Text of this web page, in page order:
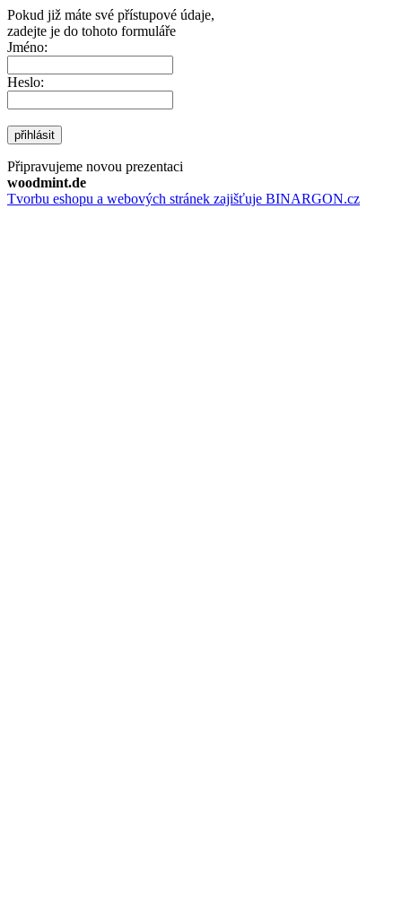
Pokud již máte své přístupové údaje,
zadejte je do tohoto formuláře
Jméno:
Heslo:
přihlásit
Připravujeme novou prezentaci
woodmint.de
Tvorbu eshopu a webových stránek zajišťuje BINARGON.cz